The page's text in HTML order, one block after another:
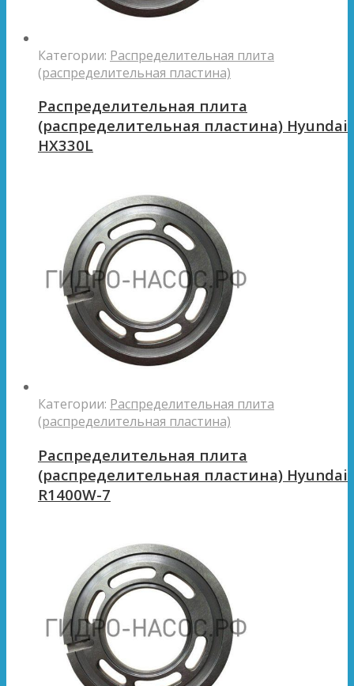
Категории: Распределительная плита
(распределительная пластина)
Распределительная плита
(распределительная пластина) Hyundai
HX330L
Категории: Распределительная плита
(распределительная пластина)
Распределительная плита
(распределительная пластина) Hyundai
R1400W-7